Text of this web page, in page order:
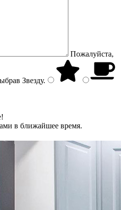
Пожалуйста,
Звезду.
в ближайшее время.